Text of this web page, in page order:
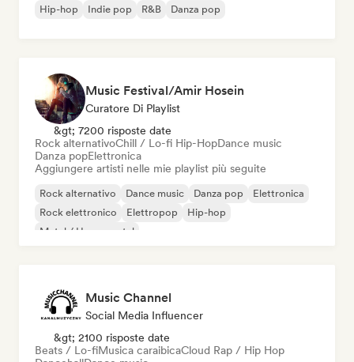
Hip-hop
Indie pop R&B Danza pop
Music Festival/Amir Hosein
Curatore Di Playlist
&gt; 7200 risposte date
Rock alternativoChill / Lo-fi Hip-HopDance music
Danza popElettronica
Aggiungere artisti nelle mie playlist più seguite
Rock alternativo Dance music Danza pop
Elettronica
Rock elettronico
Elettropop
Hip-hop
Metal / Heavy metal
Music Channel
Social Media Influencer
&gt; 2100 risposte date
Beats / Lo-fiMusica caraibicaCloud Rap / Hip Hop